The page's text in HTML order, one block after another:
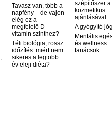
Tavasz van, több a
napfény – de vajon
elég ez a
megfelelő D-
vitamin szinthez?
Téli biológia, rossz
időzítés: miért nem
sikeres a legtöbb
év eleji diéta?
szépítőszer a
kozmetikus
ajánlásával
A gyógyító
Mentális
és wellness
tanácsok